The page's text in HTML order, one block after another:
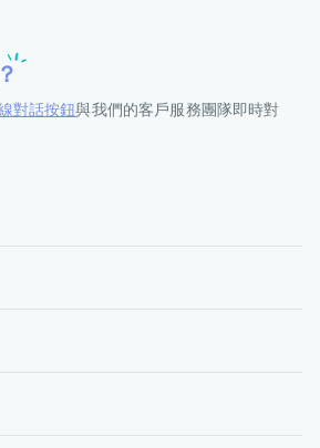
對話按鈕與我們的客戶服務團隊即時對